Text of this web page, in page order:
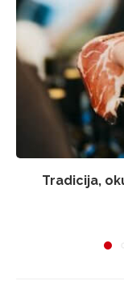
Tradicija,